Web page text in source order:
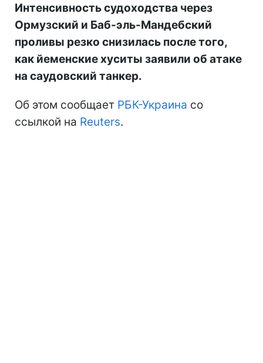
Интенсивность судоходства через
Ормузский и Баб-эль-Мандебский
проливы резко снизилась после того,
как йеменские хуситы заявили об атаке
на саудовский танкер.
Об этом сообщает РБК-Украина со
ссылкой на Reuters.